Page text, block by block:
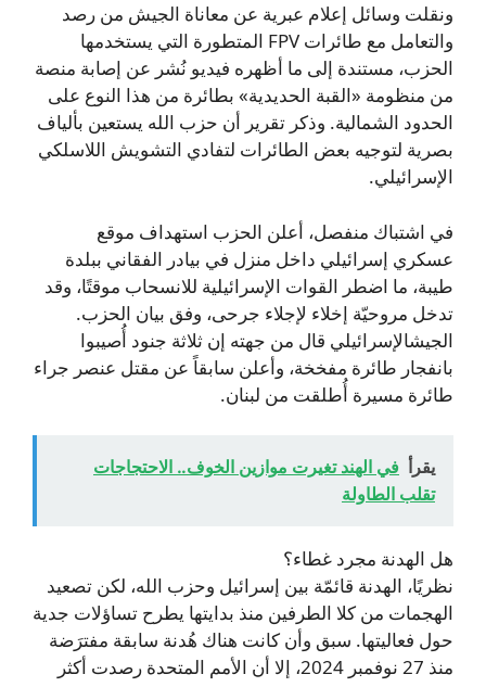
ونقلت وسائل إعلام عبرية عن معاناة الجيش من رصد
والتعامل مع طائرات FPV المتطورة التي يستخدمها
الحزب، مستندة إلى ما أظهره فيديو نُشر عن إصابة منصة
من منظومة «القبة الحديدية» بطائرة من هذا النوع على
الحدود الشمالية. وذكر تقرير أن حزب الله يستعين بألياف
بصرية لتوجيه بعض الطائرات لتفادي التشويش اللاسلكي
الإسرائيلي.
في اشتباك منفصل، أعلن الحزب استهداف موقع
عسكري إسرائيلي داخل منزل في بيادر الفقاني ببلدة
طيبة، ما اضطر القوات الإسرائيلية للانسحاب موقتًا، وقد
تدخل مروحيّة إخلاء لإجلاء جرحى، وفق بيان الحزب.
الجيشالإسرائيلي قال من جهته إن ثلاثة جنود أُصيبوا
بانفجار طائرة مفخخة، وأعلن سابقاً عن مقتل عنصر جراء
طائرة مسيرة أُطلقت من لبنان.
يقرأ في الهند تغيرت موازين الخوف.. الاحتجاجات
تقلب الطاولة
هل الهدنة مجرد غطاء؟
نظريًا، الهدنة قائمّة بين إسرائيل وحزب الله، لكن تصعيد
الهجمات من كلا الطرفين منذ بدايتها يطرح تساؤلات جدية
حول فعاليتها. سبق وأن كانت هناك هُدنة سابقة مفترَضة
منذ 27 نوفمبر 2024، إلا أن الأمم المتحدة رصدت أكثر